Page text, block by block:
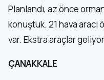
Planlandı, az önce
konuştuk. 21 hava aracı
var. Ekstra araçlar
ÇANAKKALE